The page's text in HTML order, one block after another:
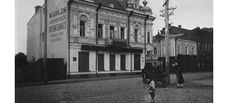
Leave a comment